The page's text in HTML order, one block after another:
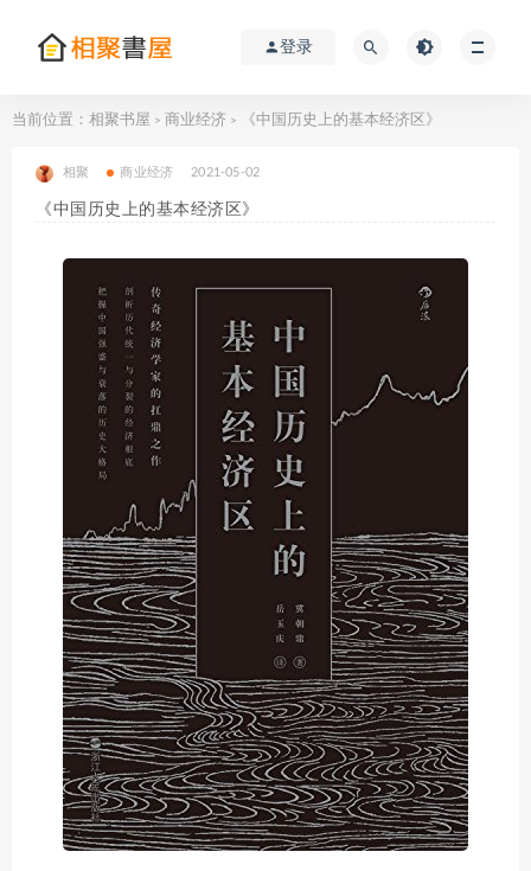
登录
当前位置： 相聚书屋 > 商业经济 > 《中国历史上的基本经济区》
相聚 商业经济 2021-05-02
《中国历史上的基本经济区》